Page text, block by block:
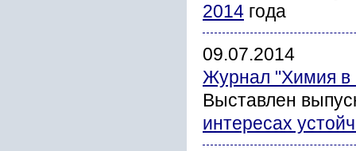
2014 года
09.07.2014
Журнал "Химия в
Выставлен
интересах